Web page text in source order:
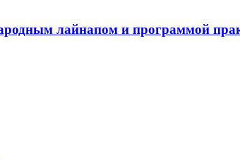
лайнапом и программой